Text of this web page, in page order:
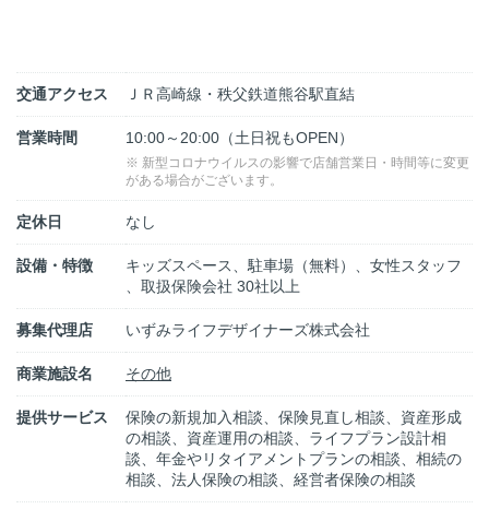
交通アクセス ＪＲ高崎線・秩父鉄道熊谷駅直結
営業時間 10:00～20:00（土日祝もOPEN）
※ 新型コロナウイルスの影響で店舗営業日・時間等に変更
がある場合がございます。
定休日 なし
設備・特徴
キッズスペース、駐車場（無料）、女性スタッフ
、取扱保険会社 30社以上
募集代理店 いずみライフデザイナーズ株式会社
商業施設名 その他
提供サービス
保険の新規加入相談、保険見直し相談、資産形成
の相談、資産運用の相談、ライフプラン設計相
談、年金やリタイアメントプランの相談、相続の
相談、法人保険の相談、経営者保険の相談